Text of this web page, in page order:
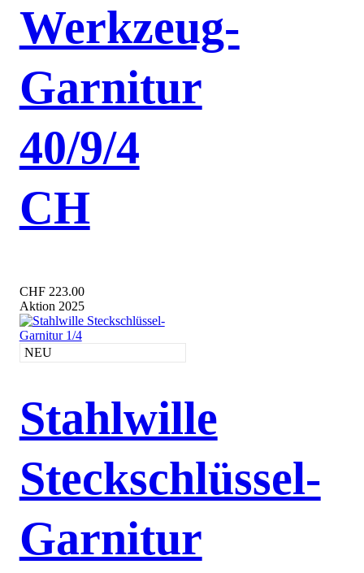
Werkzeug-
Garnitur
40/9/4
CH
CHF 223.00
Aktion 2025
NEU
Stahlwille
Steckschlüssel-
Garnitur